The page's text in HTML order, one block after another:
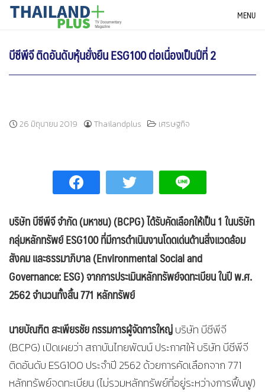
SkipTHAILANDPLUS NEWS MENU
บีซีพีจี ติดอันดับหุ้นยั่งยืน ESG100 ต่อเนื่องเป็นปีที่ 2
26 มิถุนายน 2019 Thailandplus เศรษฐกิจ
บริษัท บีซีพีจี จำกัด (มหาชน) (BCPG)ได้รับคัดเลือกให้เป็น 1 ในบริษัท
กลุ่มหลักทรัพย์ ESG100 ที่มีการดำเนินงานโดดเด่นด้านสิ่งแวดล้อม
สังคม และธรรมาภิบาล (Environmental Social and
Governance: ESG)จากการประเมินหลักทรัพย์จดทะเบียน ในปี พ.ศ.
2562 จำนวนทั้งสิ้น 771 หลักทรัพย์
นายบัณฑิต สะเพียรชัย กรรมการผู้จัดการใหญ่บริษัท บีซีพีจี
(BCPG) เปิดเผยว่า สถาบันไทยพัฒน์ ประกาศให้ บริษัท บีซีพีจี
ติดอันดับ ESG100 ประจำปี 2562 ด้วยการคัดเลือกจาก 771
หลักทรัพย์จดทะเบียน (ไม่รวมหลักทรัพย์ที่อยู่ระหว่างการฟื้นฟู)